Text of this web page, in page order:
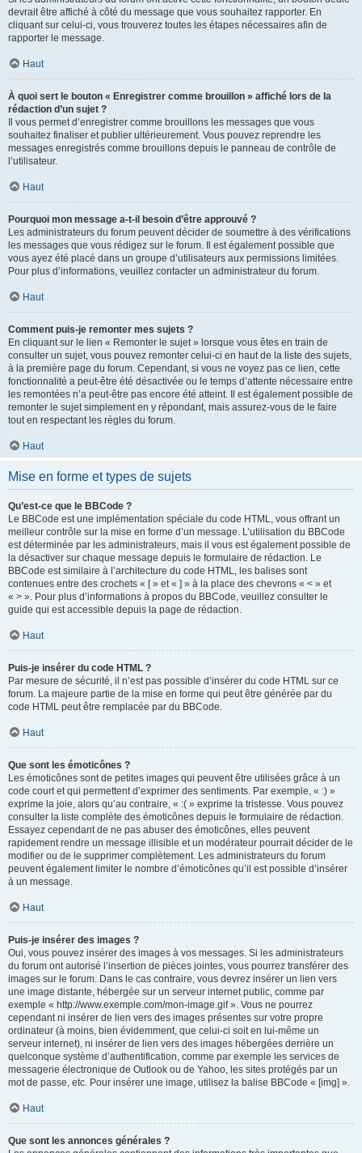
devrait être affiché à côté du message que vous souhaitez rapporter. En
cliquant sur celui-ci, vous trouverez toutes les étapes nécessaires afin de
rapporter le message.
Haut
À quoi sert le bouton « Enregistrer comme brouillon » affiché lors de la
rédaction d’un sujet ?
Il vous permet d’enregistrer comme brouillons les messages que vous
souhaitez finaliser et publier ultérieurement. Vous pouvez reprendre les
messages enregistrés comme brouillons depuis le panneau de contrôle de
l’utilisateur.
Haut
Pourquoi mon message a-t-il besoin d’être approuvé ?
Les administrateurs du forum peuvent décider de soumettre à des vérifications
les messages que vous rédigez sur le forum. Il est également possible que
vous ayez été placé dans un groupe d’utilisateurs aux permissions limitées.
Pour plus d’informations, veuillez contacter un administrateur du forum.
Haut
Comment puis-je remonter mes sujets ?
En cliquant sur le lien « Remonter le sujet » lorsque vous êtes en train de
consulter un sujet, vous pouvez remonter celui-ci en haut de la liste des sujets,
à la première page du forum. Cependant, si vous ne voyez pas ce lien, cette
fonctionnalité a peut-être été désactivée ou le temps d’attente nécessaire entre
les remontées n’a peut-être pas encore été atteint. Il est également possible de
remonter le sujet simplement en y répondant, mais assurez-vous de le faire
tout en respectant les règles du forum.
Haut
Mise en forme et types de sujets
Qu’est-ce que le BBCode ?
Le BBCode est une implémentation spéciale du code HTML, vous offrant un
meilleur contrôle sur la mise en forme d’un message. L’utilisation du BBCode
est déterminée par les administrateurs, mais il vous est également possible de
la désactiver sur chaque message depuis le formulaire de rédaction. Le
BBCode est similaire à l’architecture du code HTML, les balises sont
contenues entre des crochets « [ » et « ] » à la place des chevrons « < » et
« > ». Pour plus d’informations à propos du BBCode, veuillez consulter le
guide qui est accessible depuis la page de rédaction.
Haut
Puis-je insérer du code HTML ?
Par mesure de sécurité, il n’est pas possible d’insérer du code HTML sur ce
forum. La majeure partie de la mise en forme qui peut être générée par du
code HTML peut être remplacée par du BBCode.
Haut
Que sont les émoticônes ?
Les émoticônes sont de petites images qui peuvent être utilisées grâce à un
code court et qui permettent d’exprimer des sentiments. Par exemple, « :) »
exprime la joie, alors qu’au contraire, « :( » exprime la tristesse. Vous pouvez
consulter la liste complète des émoticônes depuis le formulaire de rédaction.
Essayez cependant de ne pas abuser des émoticônes, elles peuvent
rapidement rendre un message illisible et un modérateur pourrait décider de le
modifier ou de le supprimer complètement. Les administrateurs du forum
peuvent également limiter le nombre d’émoticônes qu’il est possible d’insérer
à un message.
Haut
Puis-je insérer des images ?
Oui, vous pouvez insérer des images à vos messages. Si les administrateurs
du forum ont autorisé l’insertion de pièces jointes, vous pourrez transférer des
images sur le forum. Dans le cas contraire, vous devrez insérer un lien vers
une image distante, hébergée sur un serveur internet public, comme par
exemple « http://www.exemple.com/mon-image.gif ». Vous ne pourrez
cependant ni insérer de lien vers des images présentes sur votre propre
ordinateur (à moins, bien évidemment, que celui-ci soit en lui-même un
serveur internet), ni insérer de lien vers des images hébergées derrière un
quelconque système d’authentification, comme par exemple les services de
messagerie électronique de Outlook ou de Yahoo, les sites protégés par un
mot de passe, etc. Pour insérer une image, utilisez la balise BBCode « [img] ».
Haut
Que sont les annonces générales ?